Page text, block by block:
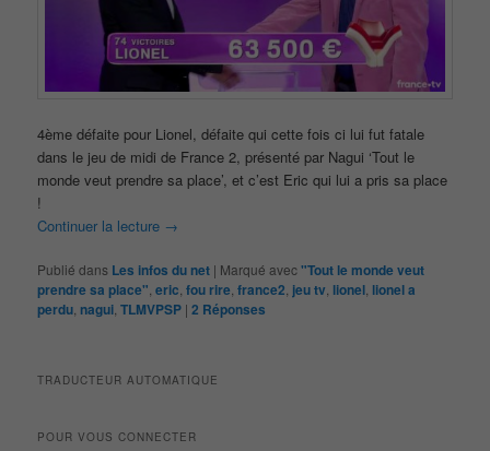
4ème défaite pour Lionel, défaite qui cette fois ci lui fut fatale
dans le jeu de midi de France 2, présenté par Nagui ‘Tout le
monde veut prendre sa place’, et c’est Eric qui lui a pris sa place
!
Continuer la lecture →
Publié dans Les infos du net | Marqué avec"Tout le monde veut
prendre sa place",eric,fou rire,france2, jeu tv, lionel, lionel a
perdu, nagui,TLMVPSP |2 Réponses
TRADUCTEUR AUTOMATIQUE
POUR VOUS CONNECTER